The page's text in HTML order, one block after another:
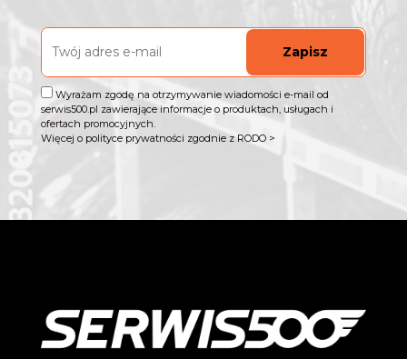
Zapisz
Wyrażam zgodę na otrzymywanie wiadomości e-mail od
serwis500.pl zawierające informacje o produktach, usługach i
ofertach promocyjnych.
Więcej o polityce prywatności zgodnie z RODO >